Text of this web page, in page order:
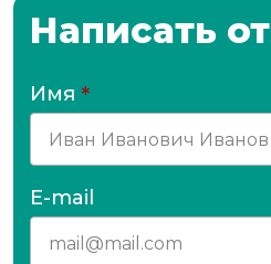
Написать
Имя *
E-mail